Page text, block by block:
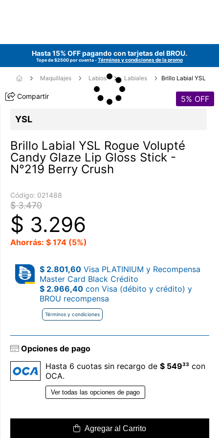
Hasta 15% OFF pagando con tarjetas del BROU.
Tope de $2500 por cuenta -Términos y condiciones de la promo
Maquillajes Labios Labiales Brillo Labial YSL
Compartir 5% OFF
YSL
Brillo Labial YSL Rogue Volupté
Candy Glaze Lip Gloss Stick -
N°219 Berry Crush
Código: 021488
$ 3.470
$ 3.296
Ahorrás: $ 174 (5%)
$ 2.801,60 Visa PLATINIUM y Recompensa
Master Card Black Crédito
$ 2.966,40 con Visa (débito y crédito) y
BROU recompensa
Términos y condiciones
Opciones de pago
Hasta 6 cuotas sin recargo de $ 54933 con
OCA.
Ver todas las opciones de pago
Agregar al Carrito